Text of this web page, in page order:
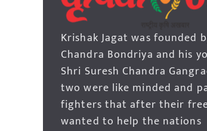
Krishak Jagat was founded
Chandra Bondriya and his
Shri Suresh Chandra
two were like minded and
fighters that after their
wanted to help the nations